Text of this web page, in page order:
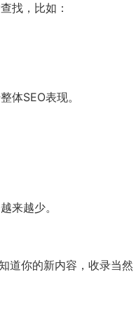
找，比如：
体SEO表现。
来越少。
道你的新内容，收录当然